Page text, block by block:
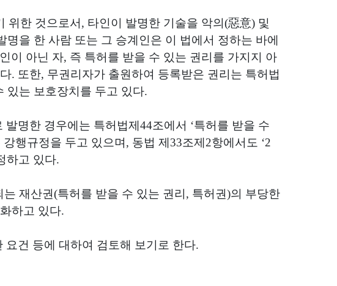
위한 것으로서 , 타인이 발명한 기술을 악의 (惡意) 및
명을 한 사람 또는 그 승계인은 이 법에서 정하는 바에
이 아닌 자, 즉 특허를 받을 수 있는 권리를 가지지 아
. 또한, 무권리자가 출원하여 등록받은 권리는 특허법
있는 보호장치를 두고 있다.
발명한 경우에는 특허법제 44조에서 ‘특허를 받을 수
강행규정을 두고 있으며 , 동법 제 33조제 2항에서도 ‘2
하고 있다.
재산권(특허를 받을 수 있는 권리 , 특허권)의 부당한
하고 있다.
요건 등에 대하여 검토해 보기로 한다.